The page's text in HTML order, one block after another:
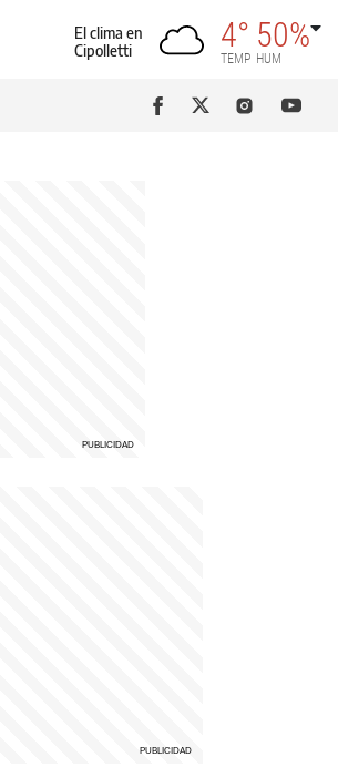
El clima en
Cipolletti
4°
TEMP
50%
HUM